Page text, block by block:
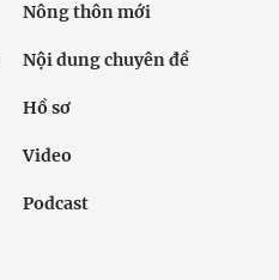
Nông thôn mới
Nội dung chuyên đề
Hồ sơ
Video
Podcast